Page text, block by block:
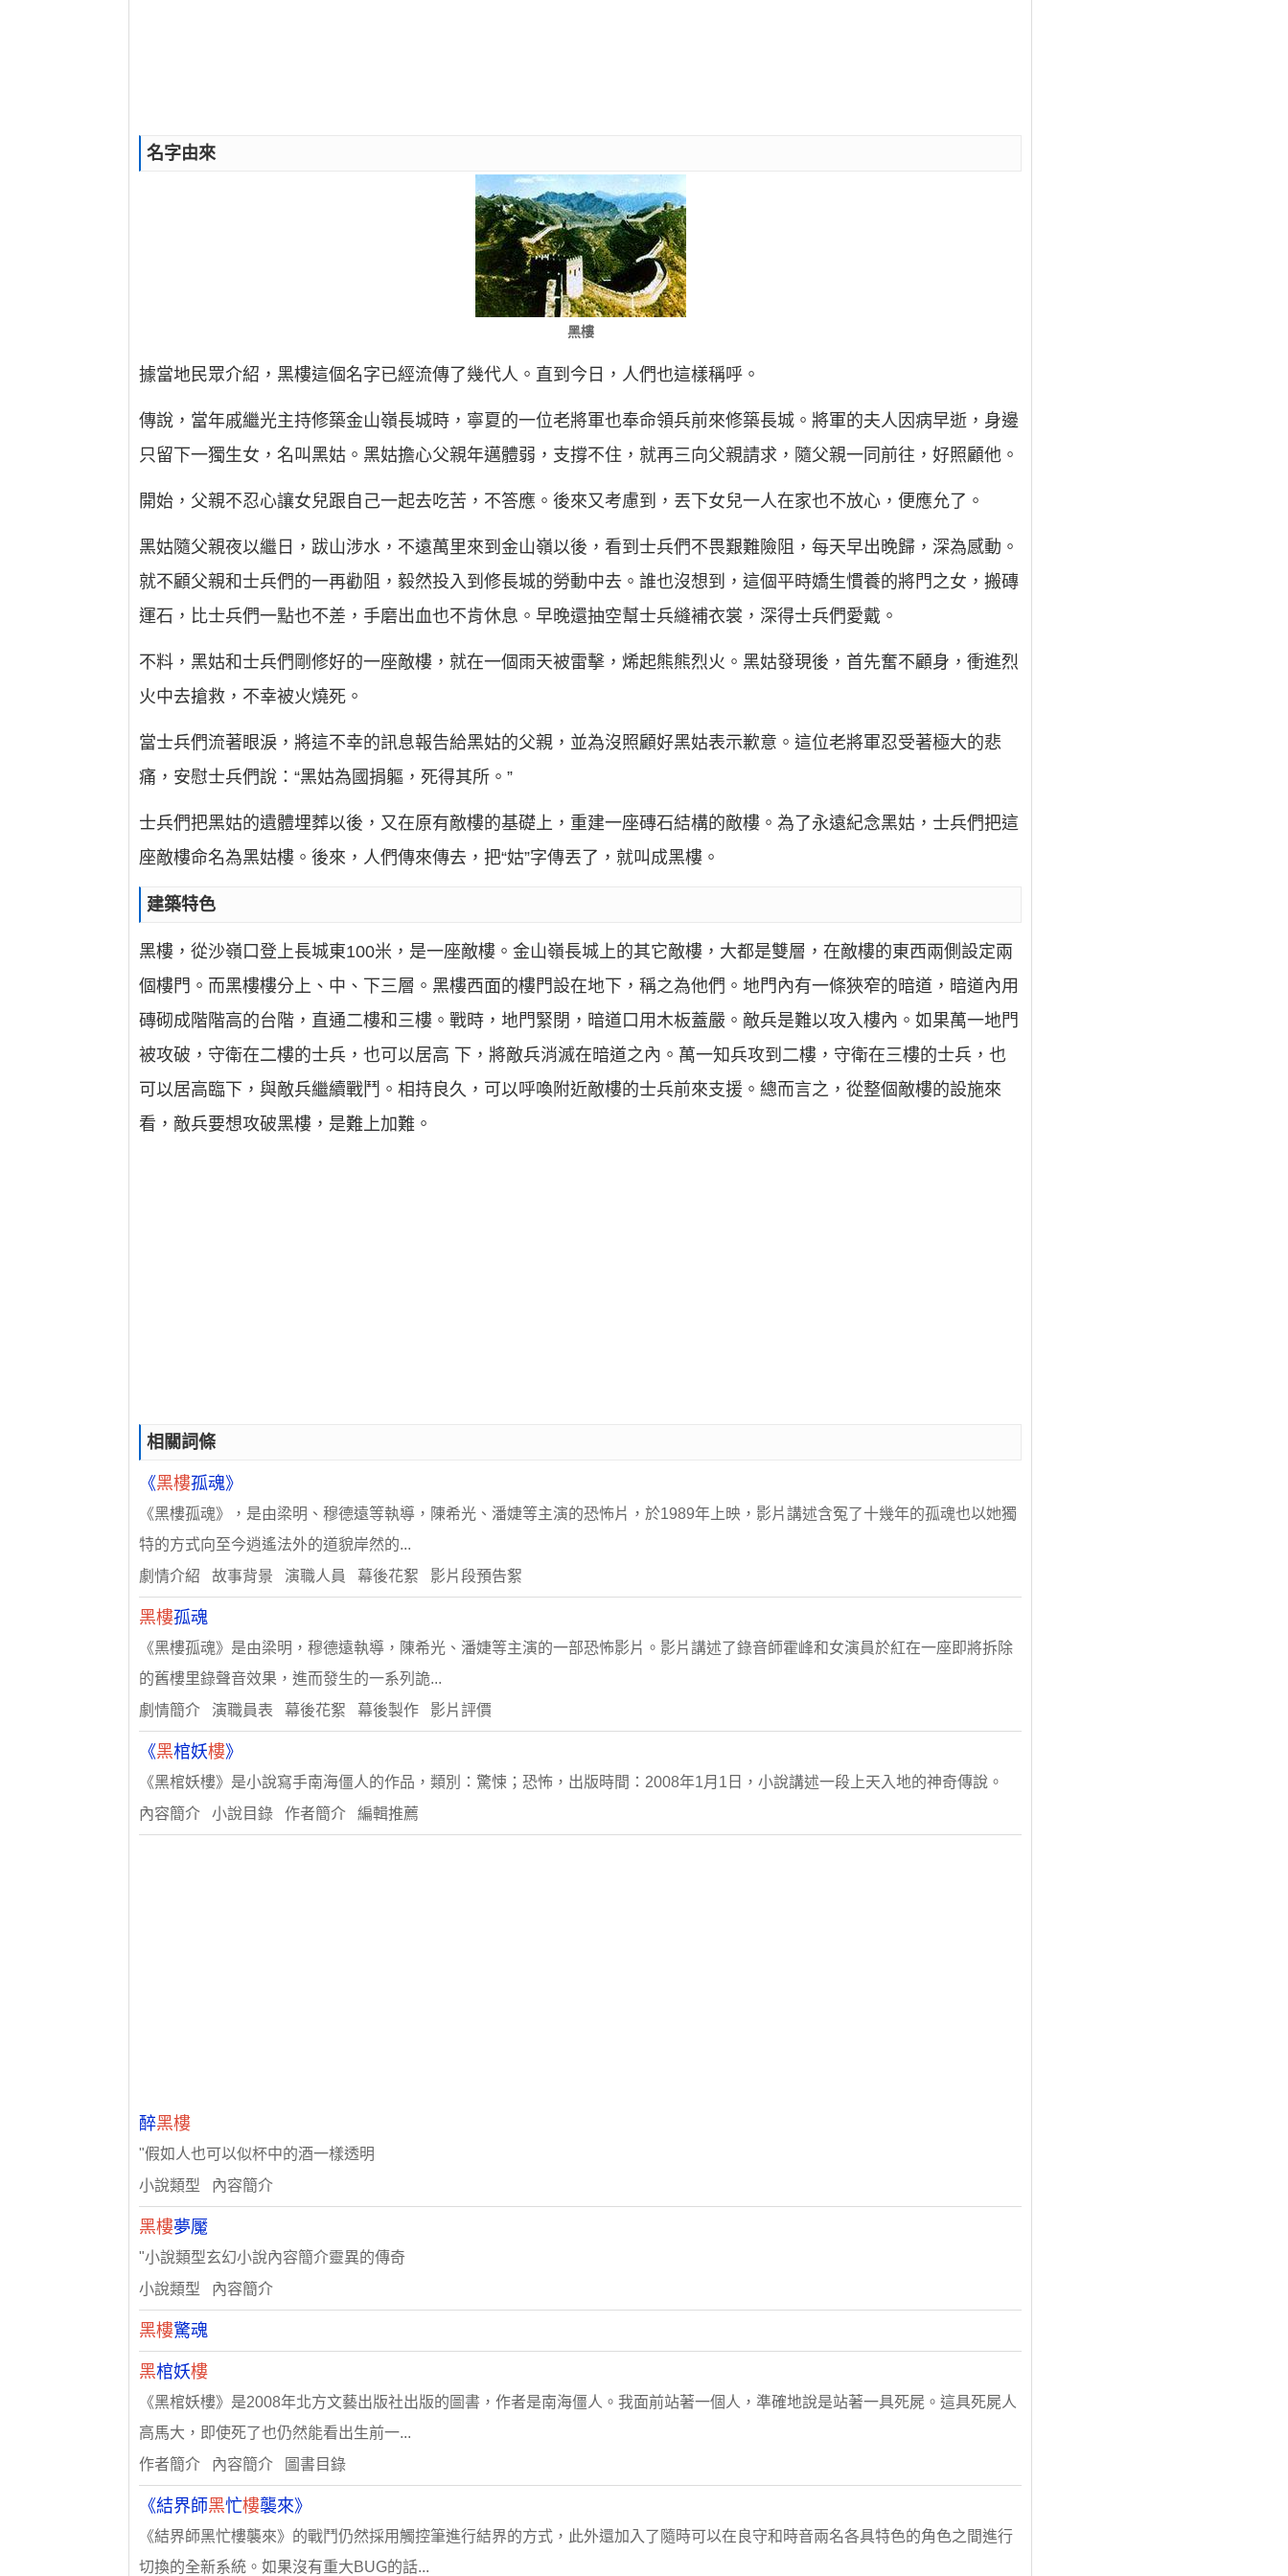
名字由來
黑樓
據當地民眾介紹，黑樓這個名字已經流傳了幾代人。直到今日，人們也這樣稱呼。
傳說，當年戚繼光主持修築金山嶺長城時，寧夏的一位老將軍也奉命領兵前來修築長城。將軍的夫人因病早逝，身邊
只留下一獨生女，名叫黑姑。黑姑擔心父親年邁體弱，支撐不住，就再三向父親請求，隨父親一同前往，好照顧他。
開始，父親不忍心讓女兒跟自己一起去吃苦，不答應。後來又考慮到，丟下女兒一人在家也不放心，便應允了。
黑姑隨父親夜以繼日，跋山涉水，不遠萬里來到金山嶺以後，看到士兵們不畏艱難險阻，每天早出晚歸，深為感動。
就不顧父親和士兵們的一再勸阻，毅然投入到修長城的勞動中去。誰也沒想到，這個平時嬌生慣養的將門之女，搬磚
運石，比士兵們一點也不差，手磨出血也不肯休息。早晚還抽空幫士兵縫補衣裳，深得士兵們愛戴。
不料，黑姑和士兵們剛修好的一座敵樓，就在一個雨天被雷擊，烯起熊熊烈火。黑姑發現後，首先奮不顧身，衝進烈
火中去搶救，不幸被火燒死。
當士兵們流著眼淚，將這不幸的訊息報告給黑姑的父親，並為沒照顧好黑姑表示歉意。這位老將軍忍受著極大的悲
痛，安慰士兵們說：“黑姑為國捐軀，死得其所。”
士兵們把黑姑的遺體埋葬以後，又在原有敵樓的基礎上，重建一座磚石結構的敵樓。為了永遠紀念黑姑，士兵們把這
座敵樓命名為黑姑樓。後來，人們傳來傳去，把“姑”字傳丟了，就叫成黑樓。
建築特色
黑樓，從沙嶺口登上長城東100米，是一座敵樓。金山嶺長城上的其它敵樓，大都是雙層，在敵樓的東西兩側設定兩
個樓門。而黑樓樓分上、中、下三層。黑樓西面的樓門設在地下，稱之為他們。地門內有一條狹窄的暗道，暗道內用
磚砌成階階高的台階，直通二樓和三樓。戰時，地門緊閉，暗道口用木板蓋嚴。敵兵是難以攻入樓內。如果萬一地門
被攻破，守衛在二樓的士兵，也可以居高 下，將敵兵消滅在暗道之內。萬一知兵攻到二樓，守衛在三樓的士兵，也
可以居高臨下，與敵兵繼續戰鬥。相持良久，可以呼喚附近敵樓的士兵前來支援。總而言之，從整個敵樓的設施來
看，敵兵要想攻破黑樓，是難上加難。
相關詞條
《黑樓孤魂》
《黑樓孤魂》，是由梁明、穆德遠等執導，陳希光、潘婕等主演的恐怖片，於1989年上映，影片講述含冤了十幾年的孤魂也以她獨
特的方式向至今逍遙法外的道貌岸然的...
劇情介紹 故事背景 演職人員 幕後花絮 影片段預告絮
黑樓孤魂
《黑樓孤魂》是由梁明，穆德遠執導，陳希光、潘婕等主演的一部恐怖影片。影片講述了錄音師霍峰和女演員於紅在一座即將拆除
的舊樓里錄聲音效果，進而發生的一系列詭...
劇情簡介 演職員表 幕後花絮 幕後製作 影片評價
《黑棺妖樓》
《黑棺妖樓》是小說寫手南海僵人的作品，類別：驚悚；恐怖，出版時間：2008年1月1日，小說講述一段上天入地的神奇傳說。
內容簡介 小說目錄 作者簡介 編輯推薦
醉黑樓
"假如人也可以似杯中的酒一樣透明
小說類型 內容簡介
黑樓夢魘
"小說類型玄幻小說內容簡介靈異的傳奇
小說類型 內容簡介
黑樓驚魂
黑棺妖樓
《黑棺妖樓》是2008年北方文藝出版社出版的圖書，作者是南海僵人。我面前站著一個人，準確地說是站著一具死屍。這具死屍人
高馬大，即使死了也仍然能看出生前一...
作者簡介 內容簡介 圖書目錄
《結界師黑忙樓襲來》
《結界師黑忙樓襲來》的戰鬥仍然採用觸控筆進行結界的方式，此外還加入了隨時可以在良守和時音兩名各具特色的角色之間進行
切換的全新系統。如果沒有重大BUG的話...